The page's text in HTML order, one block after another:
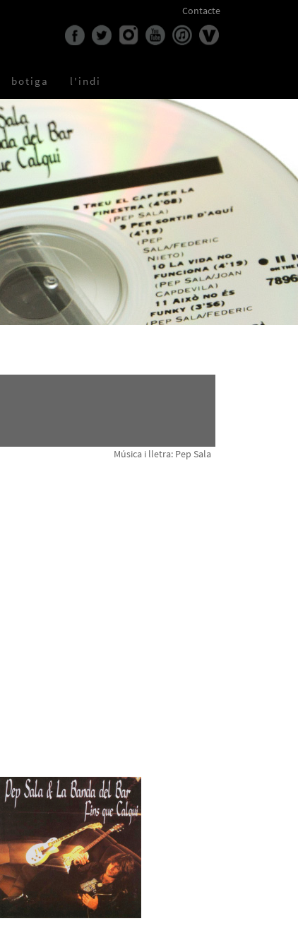
Contacte
botiga l'indi
Música i lletra: Pep Sala